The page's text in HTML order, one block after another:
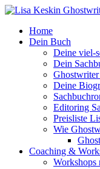
Home
Dein Buch
Deine viel-
Dein
Deine
Editoring
Preisliste
Wie
Coaching &
Workshops